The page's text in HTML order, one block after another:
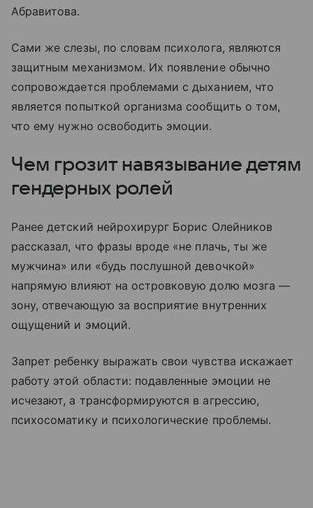
Абравитова.
Сами же слезы, по словам психолога, являются
защитным механизмом. Их появление обычно
сопровождается проблемами с дыханием, что
является попыткой организма сообщить о том,
что ему нужно освободить эмоции.
Чем грозит навязывание детям
гендерных ролей
Ранее детский нейрохирург Борис Олейников
рассказал, что фразы вроде «не плачь, ты же
мужчина» или «будь послушной девочкой»
напрямую влияют на островковую долю мозга —
зону, отвечающую за восприятие внутренних
ощущений и эмоций.
Запрет ребенку выражать свои чувства искажает
работу этой области: подавленные эмоции не
исчезают, а трансформируются в агрессию,
психосоматику и психологические проблемы.